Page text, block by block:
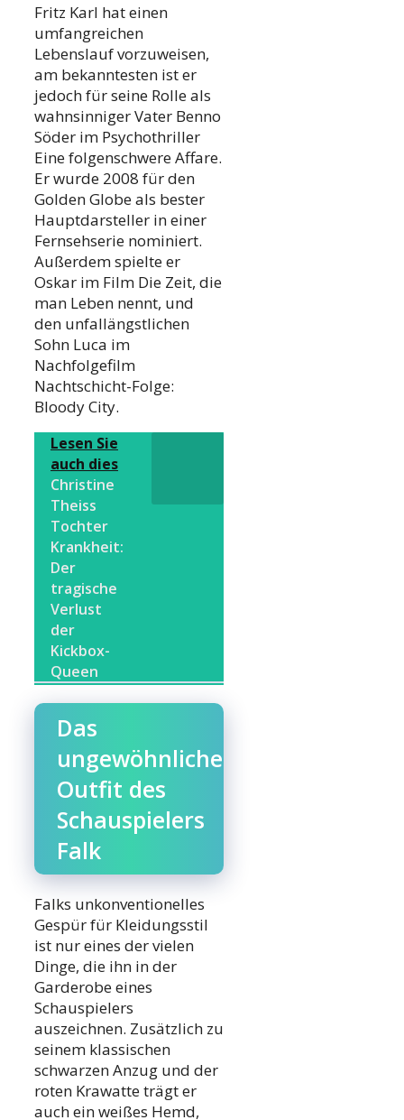
Fritz Karl hat einen
umfangreichen
Lebenslauf vorzuweisen,
am bekanntesten ist er
jedoch für seine Rolle als
wahnsinniger Vater Benno
Söder im Psychothriller
Eine folgenschwere Affare.
Er wurde 2008 für den
Golden Globe als bester
Hauptdarsteller in einer
Fernsehserie nominiert.
Außerdem spielte er
Oskar im Film Die Zeit, die
man Leben nennt, und
den unfallängstlichen
Sohn Luca im
Nachfolgefilm
Nachtschicht-Folge:
Bloody City.
Lesen Sie
auch dies
Christine
Theiss
Tochter
Krankheit:
Der
tragische
Verlust
der
Kickbox-
Queen
Das
ungewöhnliche
Outfit des
Schauspielers
Falk
Falks unkonventionelles
Gespür für Kleidungsstil
ist nur eines der vielen
Dinge, die ihn in der
Garderobe eines
Schauspielers
auszeichnen. Zusätzlich zu
seinem klassischen
schwarzen Anzug und der
roten Krawatte trägt er
auch ein weißes Hemd,